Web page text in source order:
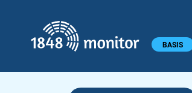
Hoofdmenu BASIS